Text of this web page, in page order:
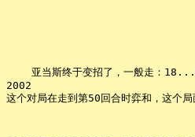
亚当斯终于变招了，一般走
2002
这个对局在走到第50回合时弈和，这个